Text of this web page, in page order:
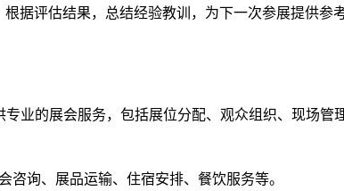
据评估结果，总结经验教训，为下一次参展提供参考
业的展会服务，包括展位分配、观众组织、现场管
询、展品运输、住宿安排、餐饮服务等。